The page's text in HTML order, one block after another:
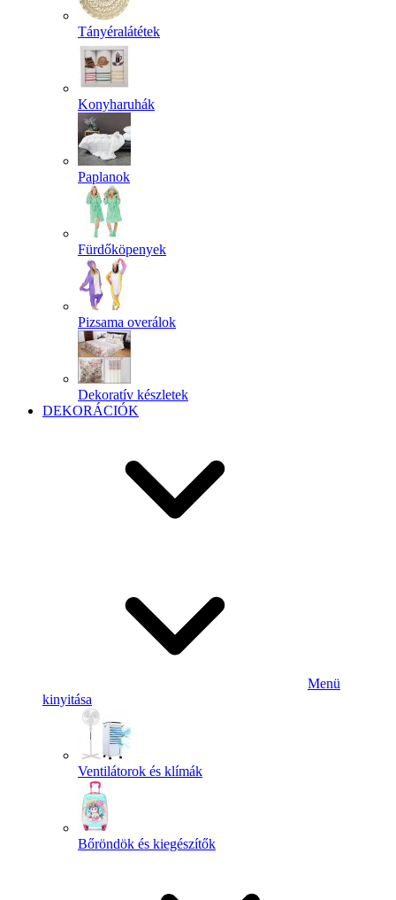
Tányéralátétek
Konyharuhák
Paplanok
Fürdőköpenyek
Pizsama overálok
Dekoratív készletek
DEKORÁCIÓK
Menü
kinyitása
Ventilátorok és klímák
Bőröndök és kiegészítők